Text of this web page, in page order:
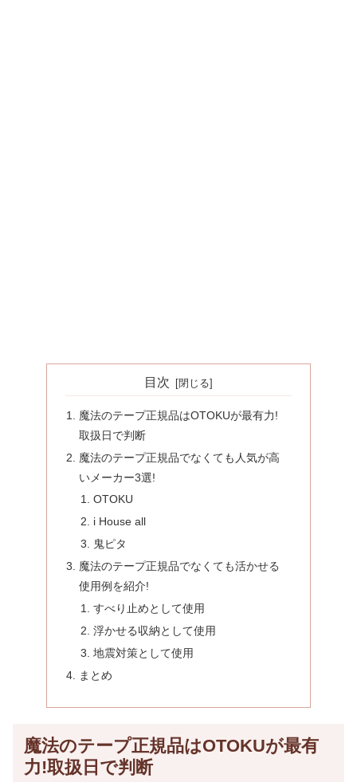
目次
魔法のテープ正規品はOTOKUが最有力!
取扱日で判断
魔法のテープ正規品でなくても人気が高
いメーカー3選!
OTOKU
i House all
鬼ピタ
魔法のテープ正規品でなくても活かせる
使用例を紹介!
すべり止めとして使用
浮かせる収納として使用
地震対策として使用
まとめ
魔法のテープ正規品はOTOKUが最有
力!取扱日で判断